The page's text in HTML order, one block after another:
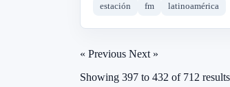
estación fm latinoamérica
« Previous Next »
Showing 397 to 432 of 712 results